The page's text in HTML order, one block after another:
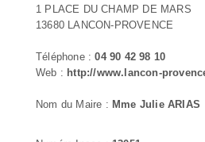
1 PLACE DU CHAMP DE MARS
13680 LANCON-PROVENCE
Téléphone :04 90 42 98 10
Web : http://www.lancon-
Nom du Maire : Mme Julie ARIAS